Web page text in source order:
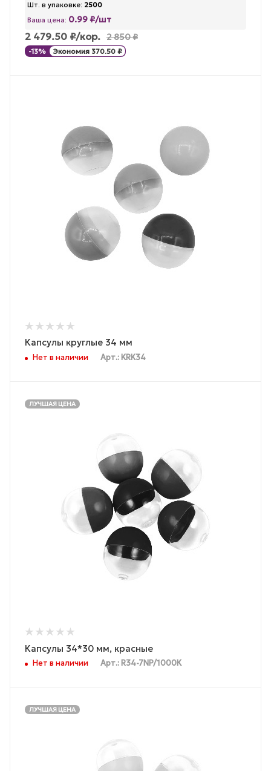
Шт. в упаковке: 2500
Ваша цена: 0.99 ₽/шт
2 479.50 ₽/кор. 2 850₽
-13% Экономия 370.50 ₽
Капсулы круглые 34 мм
Нет в наличии Арт.: KRK34
ЛУЧШАЯ ЦЕНА
Капсулы 34*30 мм, красные
Нет в наличии Арт.: R34-7NP/1000К
ЛУЧШАЯ ЦЕНА